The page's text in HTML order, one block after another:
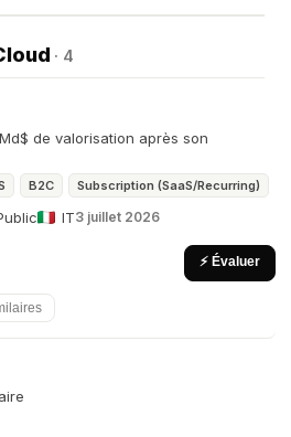
· 4
de valorisation après son
B2C Subscription (SaaS/Recurring)
IT3 juillet 2026
⚡ Évaluer